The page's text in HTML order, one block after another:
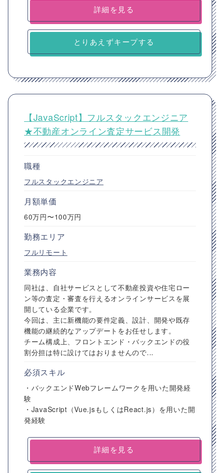
詳細を見る
とりあえずキープする
【JavaScript】フルスタックエンジニア
★不動産オンライン査定サービス開発
職種
フルスタックエンジニア
月額単価
60万円〜100万円
勤務エリア
フルリモート
業務内容
同社は、自社サービスとして不動産投資や住宅ロー
ン等の査定・審査を行えるオンラインサービスを展
開している企業です。
今回は、主に新機能の要件定義、設計、開発や既存
機能の継続的なアップデートをお任せします。
チーム構成上、フロントエンド・バックエンドの役
割分担は特に設けてはおりませんので...
必須スキル
・バックエンドWebフレームワークを用いた開発経
験
・JavaScript（Vue.jsもしくはReact.js）を用いた開
発経験
詳細を見る